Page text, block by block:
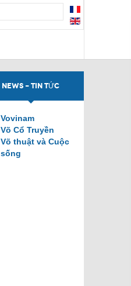
NEWS - TIN TỨC
Vovinam
Võ Cổ Truyền
Võ thuật và Cuộc
sống